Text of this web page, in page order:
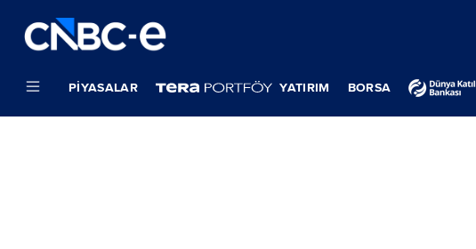
PIYASALAR YATIRIM BORSA